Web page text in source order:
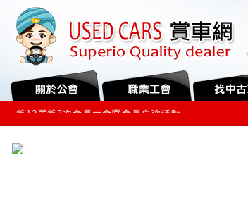
第12屆第3次會員大會暨會員自強活動 ...